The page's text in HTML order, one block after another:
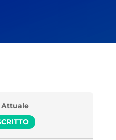
Attuale